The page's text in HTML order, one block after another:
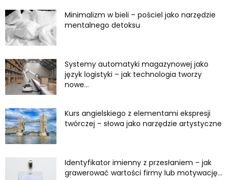
Minimalizm w bieli – pościel jako narzędzie
mentalnego detoksu
Systemy automatyki magazynowej jako
język logistyki – jak technologia tworzy
nowe...
Kurs angielskiego z elementami ekspresji
twórczej – słowa jako narzędzie artystyczne
Identyfikator imienny z przesłaniem – jak
grawerować wartości firmy lub motywację...